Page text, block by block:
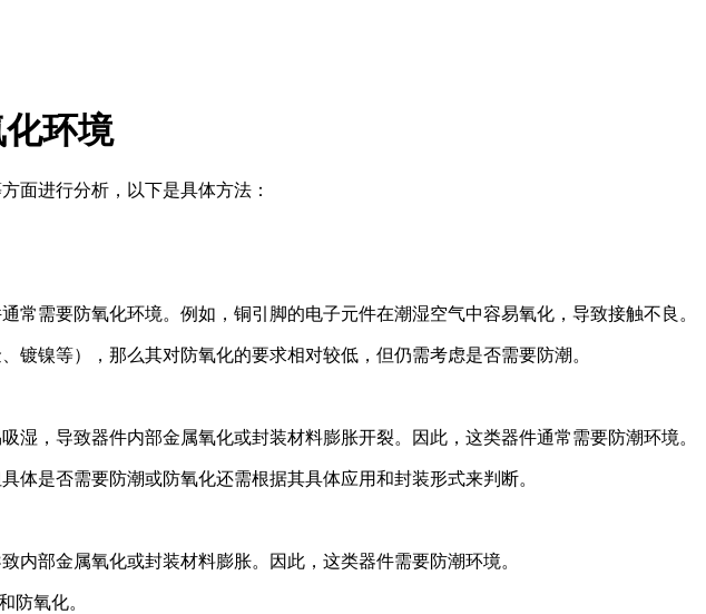
环境
面进行分析，以下是具体方法：
需要防氧化环境。例如，铜引脚的电子元件在潮湿空气中容易氧化，导致接触不良。
镍等），那么其对防氧化的要求相对较低，但仍需考虑是否需要防潮。
，导致器件内部金属氧化或封装材料膨胀开裂。因此，这类器件通常需要防潮环境。
是否需要防潮或防氧化还需根据其具体应用和封装形式来判断。
部金属氧化或封装材料膨胀。因此，这类器件需要防潮环境。
防氧化。